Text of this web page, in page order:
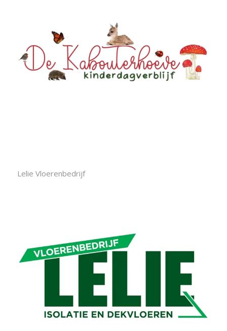
Lelie Vloerenbedrijf